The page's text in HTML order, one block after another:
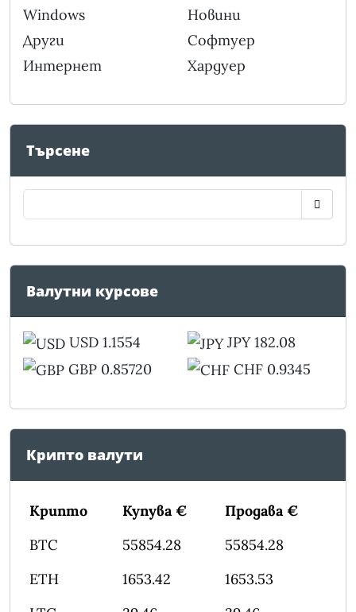
Windows
Други
Интернет
Новини
Софтуер
Хардуер
Търсене
Валутни курсове
USD 1.1554
GBP 0.85720
JPY 182.08
CHF 0.9345
Крипто валути
Крипто Купува €
Продава €
BTC
55854.28
55854.28
ETH
1653.42
1653.53